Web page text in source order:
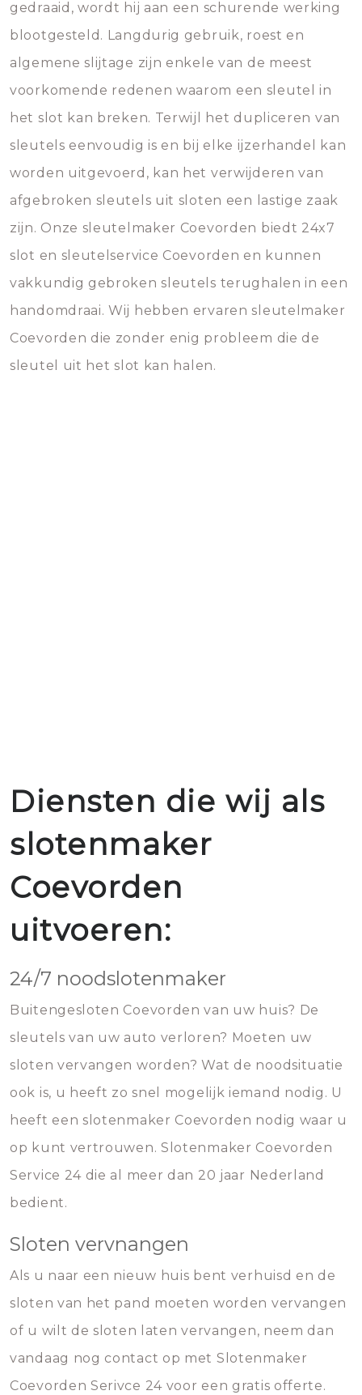
gedraaid, wordt hij aan een schurende werking
blootgesteld. Langdurig gebruik, roest en
algemene slijtage zijn enkele van de meest
voorkomende redenen waarom een sleutel in
het slot kan breken. Terwijl het dupliceren van
sleutels eenvoudig is en bij elke ijzerhandel kan
worden uitgevoerd, kan het verwijderen van
afgebroken sleutels uit sloten een lastige zaak
zijn. Onze sleutelmaker Coevorden biedt 24x7
slot en sleutelservice Coevorden en kunnen
vakkundig gebroken sleutels terughalen in een
handomdraai. Wij hebben ervaren sleutelmaker
Coevorden die zonder enig probleem die de
sleutel uit het slot kan halen.
Diensten die wij als
slotenmaker
Coevorden
uitvoeren:
24/7 noodslotenmaker
Buitengesloten Coevorden van uw huis? De
sleutels van uw auto verloren? Moeten uw
sloten vervangen worden? Wat de noodsituatie
ook is, u heeft zo snel mogelijk iemand nodig. U
heeft een slotenmaker Coevorden nodig waar u
op kunt vertrouwen. Slotenmaker Coevorden
Service 24 die al meer dan 20 jaar Nederland
bedient.
Sloten vervnangen
Als u naar een nieuw huis bent verhuisd en de
sloten van het pand moeten worden vervangen
of u wilt de sloten laten vervangen, neem dan
vandaag nog contact op met Slotenmaker
Coevorden Serivce 24 voor een gratis offerte.